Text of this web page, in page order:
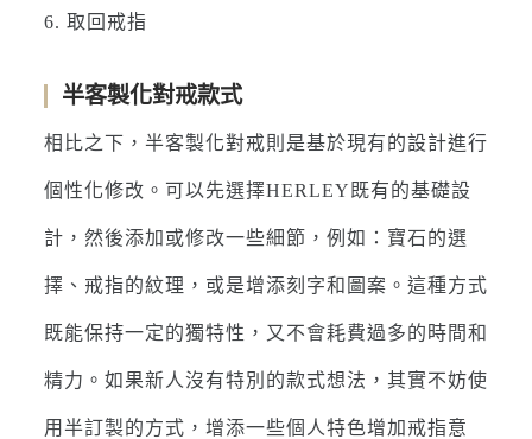
6. 取回戒指
半客製化對戒款式
相比之下，半客製化對戒則是基於現有的設計進行
個性化修改。可以先選擇HERLEY既有的基礎設
計，然後添加或修改一些細節，例如：寶石的選
擇、戒指的紋理，或是增添刻字和圖案。這種方式
既能保持一定的獨特性，又不會耗費過多的時間和
精力。如果新人沒有特別的款式想法，其實不妨使
用半訂製的方式，增添一些個人特色增加戒指意